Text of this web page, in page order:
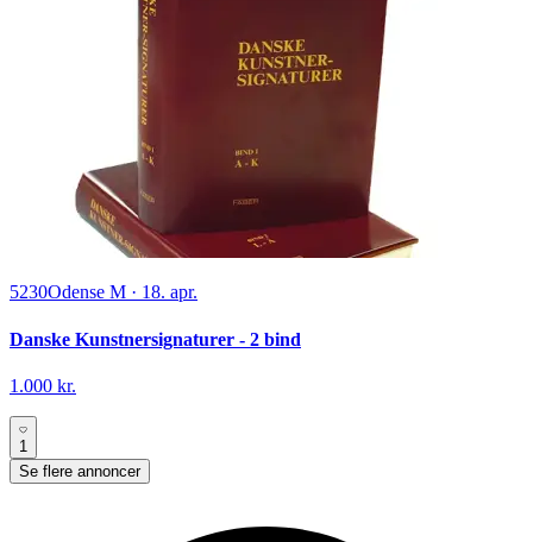
5230Odense M · 18. apr.
Danske Kunstnersignaturer - 2 bind
1.000 kr.
1
Se flere annoncer